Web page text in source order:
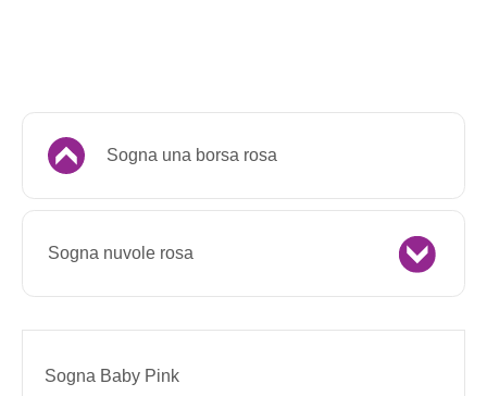
Sogna una borsa rosa
Sogna nuvole rosa
Sogna Baby Pink